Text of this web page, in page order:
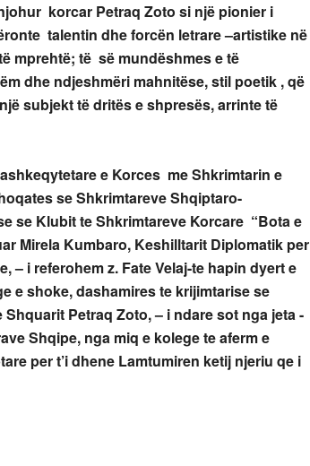
korcar Petraq Zoto si një pionier i
talentin dhe forcën letrare –artistike në
mprehtë; të së mundëshmes e të
dhe ndjeshmëri mahnitëse, stil poetik , që
subjekt të dritës e shpresës, arrinte të
e Korces me Shkrimtarin e
se Shkrimtareve Shqiptaro-
se Klubit te Shkrimtareve Korcare “Bota e
Mirela Kumbaro, Keshilltarit Diplomatik per
i referohem z. Fate Velaj-te hapin dyert e
e shoke, dashamires te krijimtarise se
Petraq Zoto, – i ndare sot nga jeta -
Shqipe, nga miq e kolege te aferm e
per t’i dhene Lamtumiren ketij njeriu qe i